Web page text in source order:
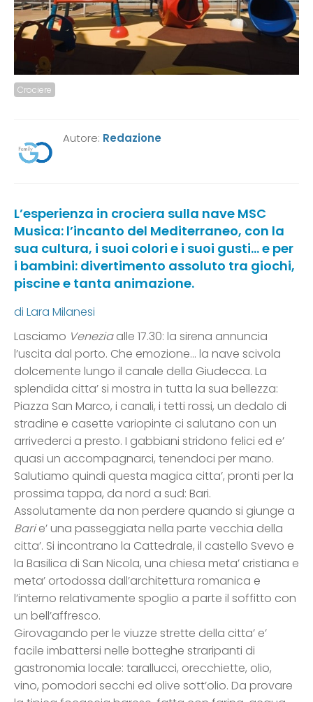
Crociere
Autore: Redazione
L’esperienza in crociera sulla nave MSC
Musica: l’incanto del Mediterraneo, con la
sua cultura, i suoi colori e i suoi gusti… e per
i bambini: divertimento assoluto tra giochi,
piscine e tanta animazione.
di Lara Milanesi
Lasciamo Veneziaalle 17.30: la sirena annuncia
l’uscita dal porto. Che emozione… la nave scivola
dolcemente lungo il canale della Giudecca. La
splendida citta’ si mostra in tutta la sua bellezza:
Piazza San Marco, i canali, i tetti rossi, un dedalo di
stradine e casette variopinte ci salutano con un
arrivederci a presto. I gabbiani stridono felici ed e’
quasi un accompagnarci, tenendoci per mano.
Salutiamo quindi questa magica citta’, pronti per la
prossima tappa, da nord a sud: Bari.
Assolutamente da non perdere quando si giunge a
Barie’ una passeggiata nella parte vecchia della
citta’. Si incontrano la Cattedrale, il castello Svevo e
la Basilica di San Nicola, una chiesa meta’ cristiana e
meta’ ortodossa dall’architettura romanica e
l’interno relativamente spoglio a parte il soffitto con
un bell’affresco.
Girovagando per le viuzze strette della citta’ e’
facile imbattersi nelle botteghe straripanti di
gastronomia locale: tarallucci, orecchiette, olio,
vino, pomodori secchi ed olive sott’olio. Da provare